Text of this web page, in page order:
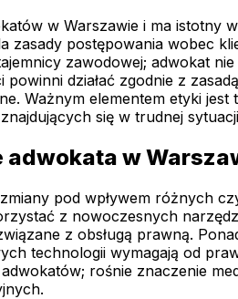
w Warszawie i ma istotny
zasady postępowania wobec
zawodowej; adwokat
działać zgodnie z
Ważnym elementem etyki
się w trudnej
w
pod wpływem różnych
z nowoczesnych
z obsługą prawną.
technologii wymagają od
rośnie znaczenie